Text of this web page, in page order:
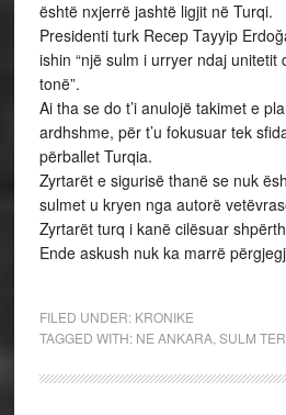
është nxjerrë jashtë ligjit në Turqi.
Presidenti turk Recep Tayyip
ishin “një sulm i urryer ndaj unitetit
tonë”.
Ai tha se do t’i anulojë takimet e
ardhshme, për t’u fokusuar tek
përballet Turqia.
Zyrtarët e sigurisë thanë se nuk
sulmet u kryen nga autorë
Zyrtarët turq i kanë cilësuar
Ende askush nuk ka marrë
FILED UNDER: KRONIKE
TAGGED WITH: NE ANKARA, SULM